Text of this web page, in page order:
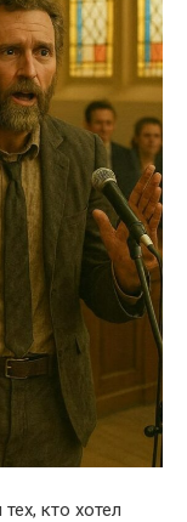
кто хотел